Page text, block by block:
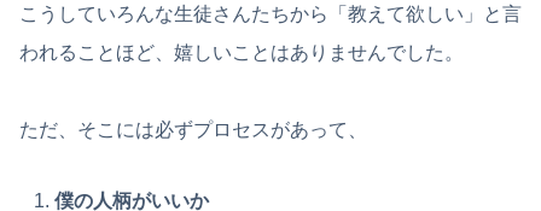
こうしていろんな生徒さんたちから「教えて欲しい」と言
われることほど、嬉しいことはありませんでした。
ただ、そこには必ずプロセスがあって、
僕の人柄がいいか